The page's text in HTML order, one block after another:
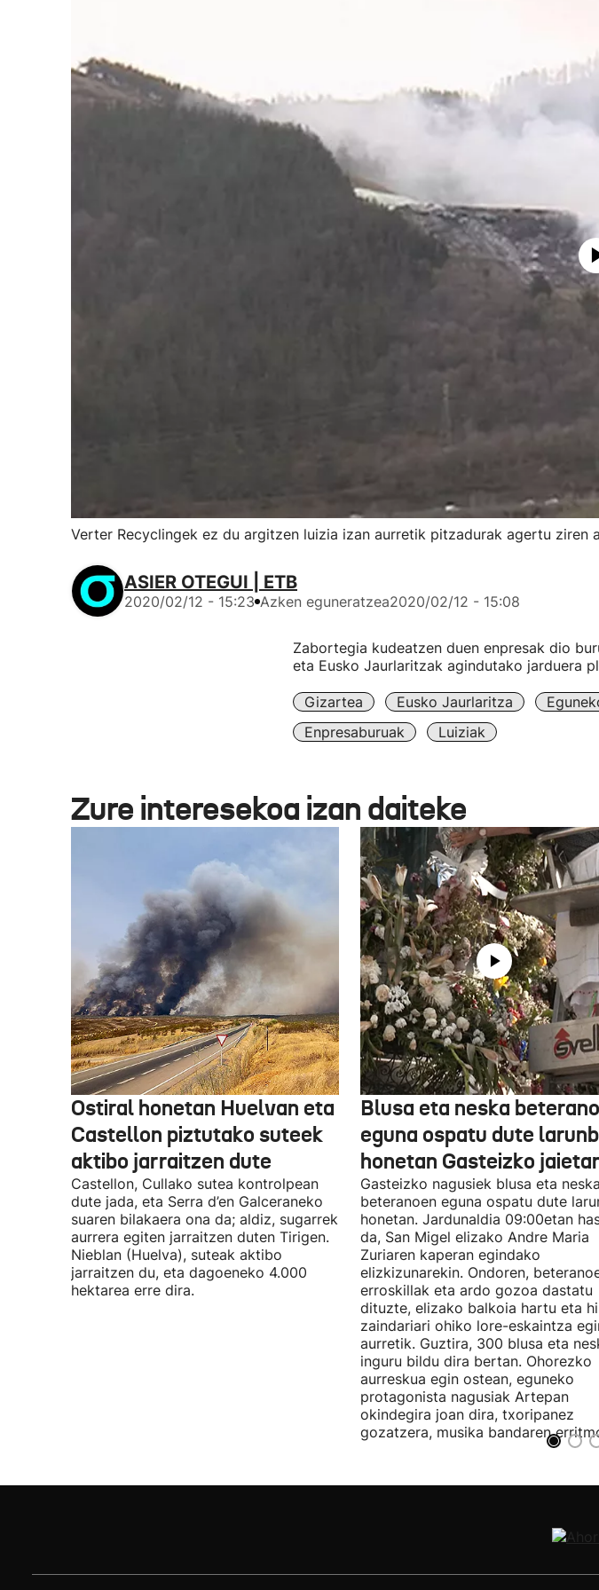
Verter Recyclingek ez du argitzen luizia izan aurretik pitzadurak agertu ziren
ASIER OTEGUI | ETB
2020/02/12 - 15:23 Azken eguneratzea2020/02/12 - 15:08
Zabortegia kudeatzen duen enpresak dio
eta Eusko Jaurlaritzak agindutako jarduera
Gizartea Eusko Jaurlaritza
Enpresaburuak
Luiziak
Zure interesekoa izan daiteke
Ostiral honetan Huelvan eta
Castellon piztutako suteek
aktibo jarraitzen dute
Castellon, Cullako sutea kontrolpean
dute jada, eta Serra d’en Galceraneko
suaren bilakaera ona da; aldiz, sugarrek
aurrera egiten jarraitzen duten Tirigen.
Nieblan (Huelva), suteak aktibo
jarraitzen du, eta dagoeneko 4.000
hektarea erre dira.
Blusa eta neska
eguna ospatu dute
honetan Gasteizko
Gasteizko nagusiek blusa eta neska
beteranoen eguna ospatu dute
honetan. Jardunaldia 09:00etan
da, San Migel elizako Andre Maria
Zuriaren kaperan egindako
elizkizunarekin. Ondoren,
erroskillak eta ardo gozoa dastatu
dituzte, elizako balkoia hartu eta
zaindariari ohiko lore-eskaintza
aurretik. Guztira, 300 blusa eta
inguru bildu dira bertan. Ohorezko
aurreskua egin ostean, eguneko
protagonista nagusiak Artepan
okindegira joan dira, txoripanez
gozatzera, musika bandaren